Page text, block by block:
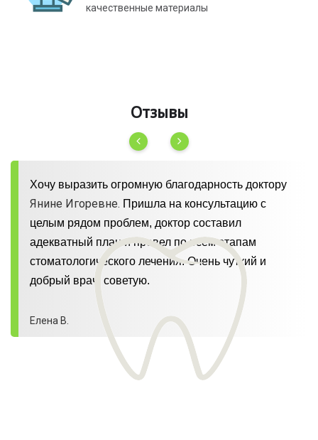
качественные материалы
Отзывы
Хочу выразить огромную благодарность доктору
Янине Игоревне. Пришла на консультацию с
целым рядом проблем, доктор составил
адекватный план и провел по всем этапам
стоматологического лечения. Очень чуткий и
добрый врач, советую.
Елена В.